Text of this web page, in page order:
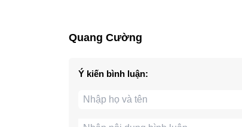
Quang Cường
Ý kiến bình luận: